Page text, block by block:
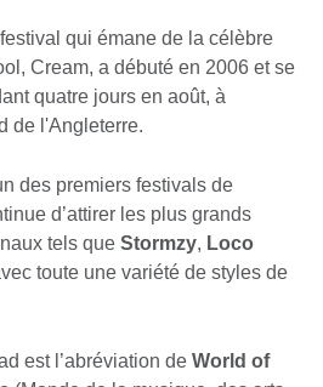
qui émane de la célèbre
Cream, a débuté en 2006 et se
quatre jours en août, à
de l'Angleterre.
des premiers festivals de
d’attirer les plus grands
tels que Stormzy, Loco
toute une variété de styles de
est l’abréviation de World of